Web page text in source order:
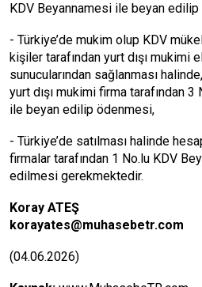
KDV Beyannamesi ile beyan
- Türkiye’de mukim olup KDV
kişiler tarafından yurt dışı mukimi
sunucularından sağlanması
yurt dışı mukimi firma tarafından
ile beyan edilip ödenmesi,
- Türkiye’de satılması halinde
firmalar tarafından 1 No.lu KDV
edilmesi gerekmektedir.
Koray ATEŞ
korayates@muhasebetr.com
(04.06.2026)